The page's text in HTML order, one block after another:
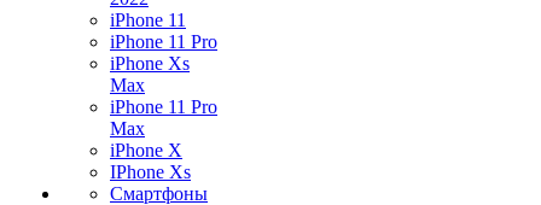
iPhone 11
iPhone 11 Pro
iPhone Xs
Max
iPhone 11 Pro
Max
iPhone X
IPhone Xs
Смартфоны